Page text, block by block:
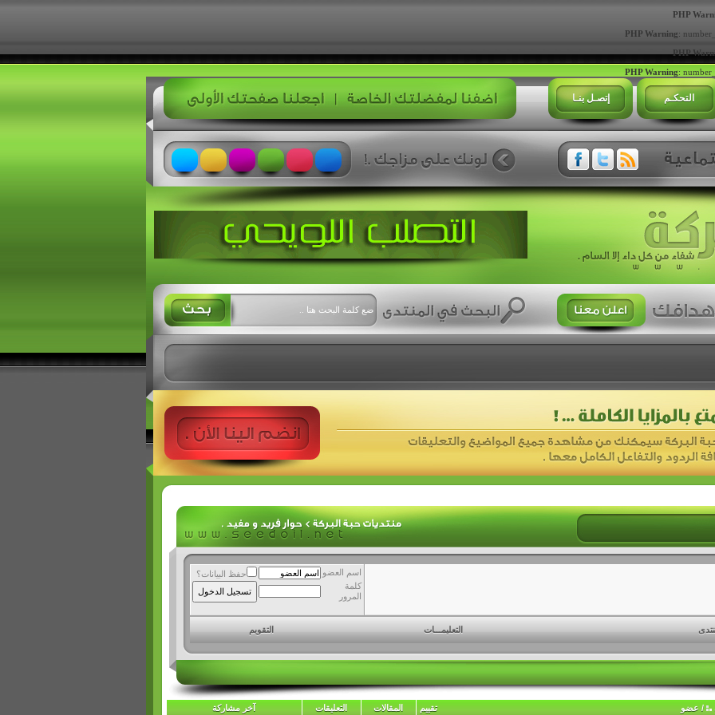
PHP
PHP Warning:
PHP
PHP Warning:
التحكـم إتصـل بنـا
اسم العضو
حفظ البيانات؟
كلمة
المرور
التعليمـــات التقويم
تقييم / عضو المقالات التعليقات آخر مشاركة